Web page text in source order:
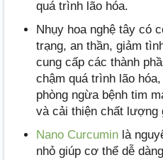
quá trình lão hóa.
Nhụy hoa nghệ tây có
trạng, an thần, giảm
cung cấp các thành
chậm quá trình lão
phòng ngừa bệnh tim
và cải thiện chất lượng
Nano Curcumin là
nhỏ giúp cơ thể dễ